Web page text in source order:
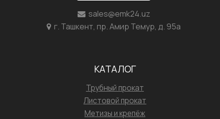
sales@emk24.uz
г. Ташкент, пр. Амир Темур, д. 95а
КАТАЛОГ
Трубный прокат
Листовой прокат
Метизы и крепёж